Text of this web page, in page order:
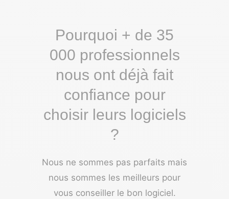
Pourquoi + de 35
000 professionnels
nous ont déjà fait
confiance pour
choisir leurs logiciels
?
Nous ne sommes pas parfaits mais
nous sommes les meilleurs pour
vous conseiller le bon logiciel.